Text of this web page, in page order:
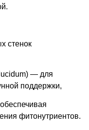
стенок
— для
поддержки,
фитонутриентов.